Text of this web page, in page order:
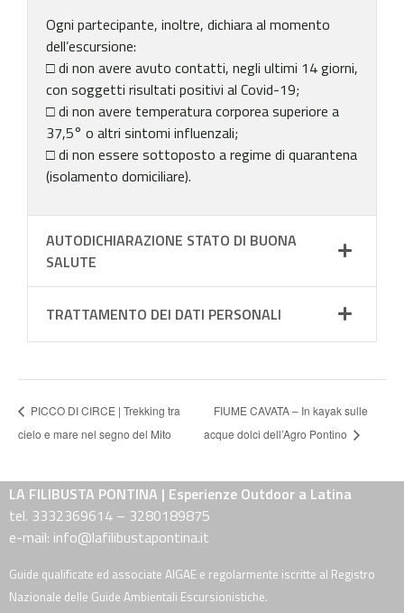
Ogni partecipante, inoltre, dichiara al momento
dell’escursione:
□ di non avere avuto contatti, negli ultimi 14 giorni,
con soggetti risultati positivi al Covid-19;
□ di non avere temperatura corporea superiore a
37,5° o altri sintomi influenzali;
□ di non essere sottoposto a regime di quarantena
(isolamento domiciliare).
AUTODICHIARAZIONE STATO DI BUONA
SALUTE
TRATTAMENTO DEI DATI PERSONALI
PICCO DI CIRCE | Trekking tra
cielo e mare nel segno del Mito
FIUME CAVATA – In kayak sulle
acque dolci dell’Agro Pontino
LA FILIBUSTA PONTINA | Esperienze Outdoor a Latina
tel. 3332369614 – 3280189875
e-mail: info@lafilibustapontina.it
Guide qualificate ed associate AIGAE e regolarmente iscritte al Registro
Nazionale delle Guide Ambientali Escursionistiche.